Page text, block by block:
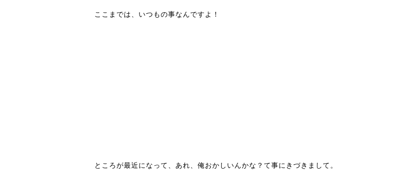
ここまでは、いつもの事なんですよ！
ところが最近になって、あれ、俺おかしいんかな？て事にきづきまして。